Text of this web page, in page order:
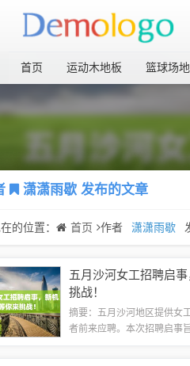
首页 运动木地板 篮球场地
潇潇雨歇发布的文章
的位置： 首页 作者 潇潇雨歇
五月沙河女工招聘启
挑战！
摘要：五月沙河地区提供女
者前来应聘。本次招聘启事